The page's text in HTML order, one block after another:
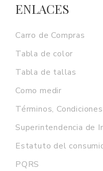
ENLACES
Carro de Compras
Tabla de color
Tabla de tallas
Como medir
Términos,
Superintendencia de
Estatuto del
PQRS